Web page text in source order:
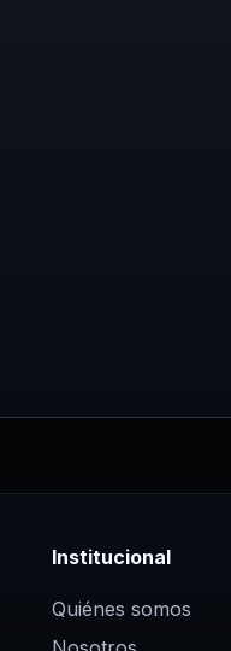
Institucional
Quiénes somos